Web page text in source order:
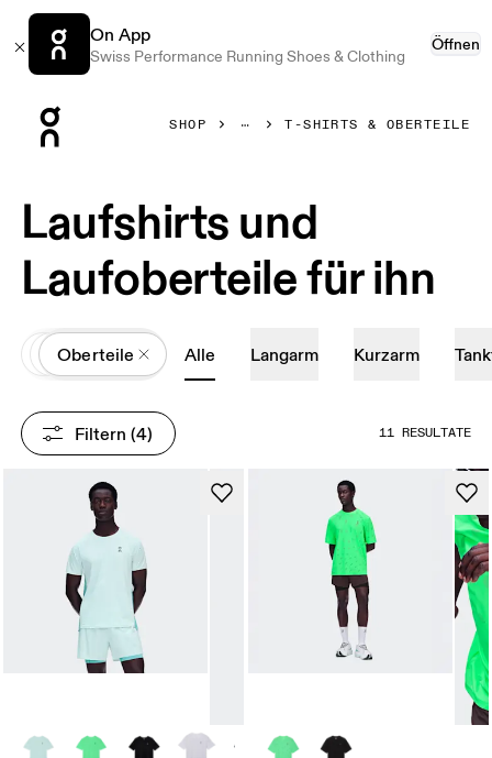
On App
Swiss Performance Running Shoes & Clothing
Öffnen
SHOP T-SHIRTS & OBERTEILE
Laufshirts und
Laufoberteile für ihn
AllKleidung
Oberteile Alle Langarm Kurzarm
Filtern (4) 11 RESULTATE